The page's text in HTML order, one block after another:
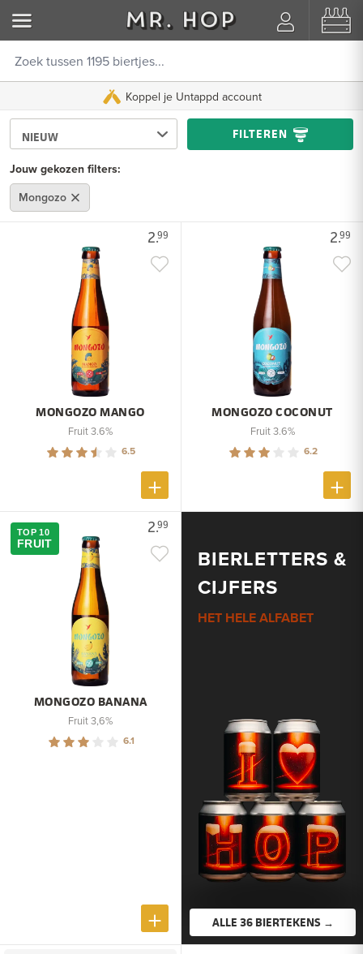
Koppel je Untappd account
FILTEREN
Jouw gekozen filters:
Mongozo
2.99
MONGOZO MANGO
Fruit 3.6%
6.5
2.99
MONGOZO COCONUT
Fruit 3.6%
6.2
2.99
TOP 10
FRUIT
MONGOZO BANANA
Fruit 3,6%
6.1
BIERLETTERS &
CIJFERS
HET HELE ALFABET
ALLE 36 BIERTEKENS →